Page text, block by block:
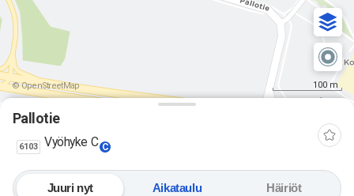
© OpenStreetMap 100 m
Pallotie
6103 Vyöhyke C C
Juuri nyt Aikataulu Häiriöt